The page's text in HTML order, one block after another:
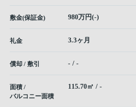
敷金(保証金) 980万円(-)
礼金 3.3ヶ月
償却 / 敷引 - / -
面積 /
バルコニー面積
115.70㎡ / -